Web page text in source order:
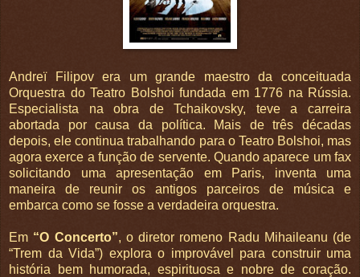
Andreï Filipov era um grande maestro da conceituada
Orquestra do Teatro Bolshoi fundada em 1776 na Rússia.
Especialista na obra de Tchaikovsky, teve a carreira
abortada por causa da política. Mais de três décadas
depois, ele continua trabalhando para o Teatro Bolshoi, mas
agora exerce a função de servente. Quando aparece um fax
solicitando uma apresentação em Paris, inventa uma
maneira de reunir os antigos parceiros de música e
embarca como se fosse a verdadeira orquestra.
Em “O Concerto”, o diretor romeno Radu Mihaileanu (de
“Trem da Vida”) explora o improvável para construir uma
história bem humorada, espirituosa e nobre de coração.